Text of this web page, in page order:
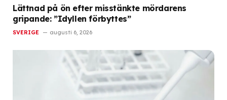
Lättnad på ön efter misstänkte mördarens
gripande: ”Idyllen förbyttes”
SVERIGE augusti 6, 2026